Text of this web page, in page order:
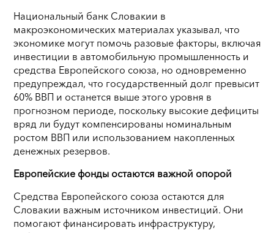
Национальный банк Словакии в
макроэкономических материалах указывал, что
экономике могут помочь разовые факторы, включая
инвестиции в автомобильную промышленность и
средства Европейского союза, но одновременно
предупреждал, что государственный долг превысит
60% ВВП и останется выше этого уровня в
прогнозном периоде, поскольку высокие дефициты
вряд ли будут компенсированы номинальным
ростом ВВП или использованием накопленных
денежных резервов.
Европейские фонды остаются важной опорой
Средства Европейского союза остаются для
Словакии важным источником инвестиций. Они
помогают финансировать инфраструктуру,